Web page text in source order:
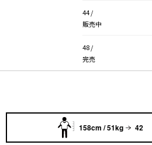
44 /
販売中
48 /
完売
158cm / 51kg 42